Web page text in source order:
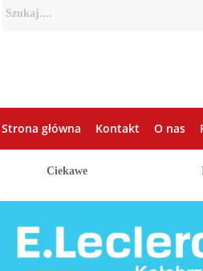
Strona główna Kontakt O nas
Ciekawe